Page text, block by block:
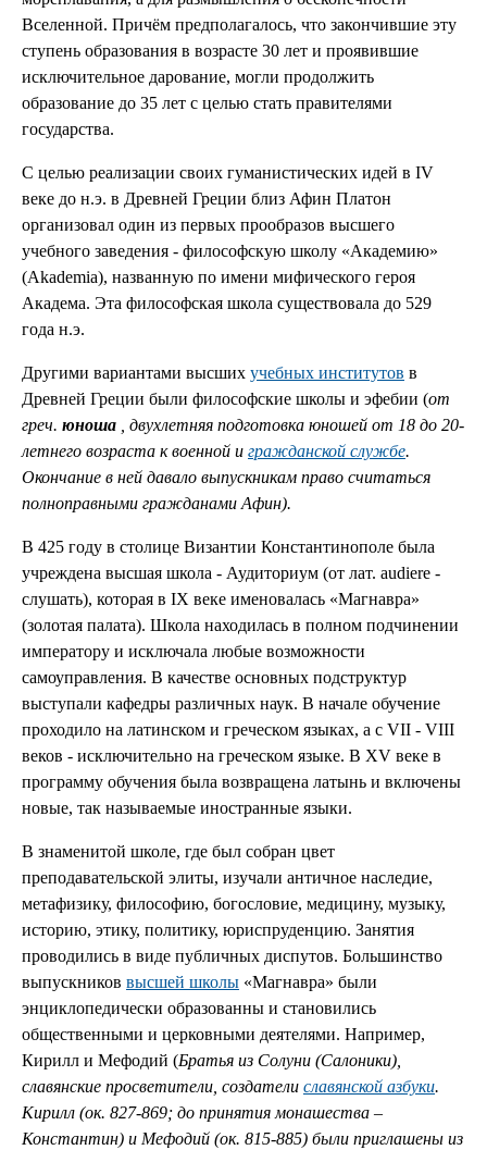
Вселенной. Причём предполагалось, что закончившие эту
ступень образования в возрасте 30 лет и проявившие
исключительное дарование, могли продолжить
образование до 35 лет с целью стать правителями
государства.
С целью реализации своих гуманистических идей в IV
веке до н.э. в Древней Греции близ Афин Платон
организовал один из первых прообразов высшего
учебного заведения - философскую школу «Академию»
(Akademia), названную по имени мифического героя
Академа. Эта философская школа существовала до 529
года н.э.
Другими вариантами высших учебных институтов в
Древней Греции были философские школы и эфебии (от
греч. юноша
, двухлетняя подготовка юношей от 18 до 20-
летнего возраста к военной и гражданской службе.
Окончание в ней давало выпускникам право считаться
полноправными гражданами Афин).
В 425 году в столице Византии Константинополе была
учреждена высшая школа - Аудиториум (от лат. audiere -
слушать), которая в IX веке именовалась «Магнавра»
(золотая палата). Школа находилась в полном подчинении
императору и исключала любые возможности
самоуправления. В качестве основных подструктур
выступали кафедры различных наук. В начале обучение
проходило на латинском и греческом языках, а с VII - VIII
веков - исключительно на греческом языке. В XV веке в
программу обучения была возвращена латынь и включены
новые, так называемые иностранные языки.
В знаменитой школе, где был собран цвет
преподавательской элиты, изучали античное наследие,
метафизику, философию, богословие, медицину, музыку,
историю, этику, политику, юриспруденцию. Занятия
проводились в виде публичных диспутов. Большинство
выпускников высшей школы «Магнавра» были
энциклопедически образованны и становились
общественными и церковными деятелями. Например,
Кирилл и Мефодий (Братья из Солуни (Салоники),
славянские просветители, создатели славянской азбуки.
Кирилл (ок. 827-869; до принятия монашества –
Константин) и Мефодий (ок. 815-885) были приглашены из